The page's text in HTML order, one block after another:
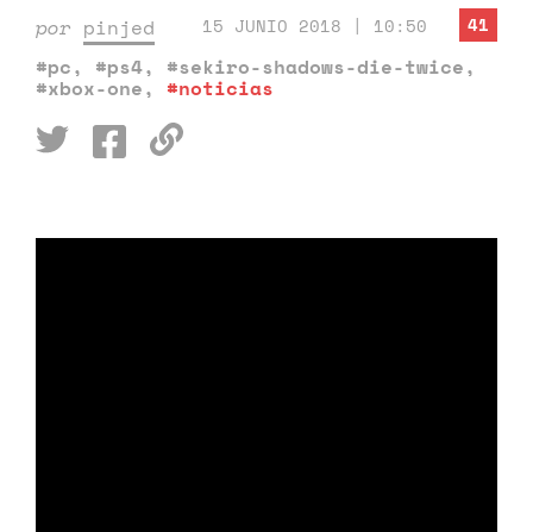
por pinjed 15 JUNIO 2018 | 10:50
#pc, #ps4, #sekiro-shadows-die-twice,
#xbox-one, #noticias
41